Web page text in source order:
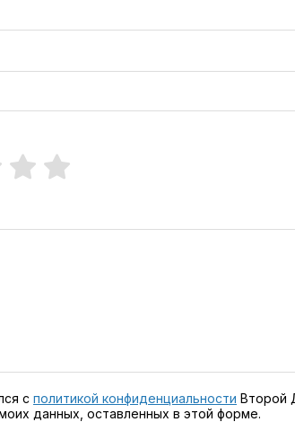
с политикой конфиденциальности Второй
данных, оставленных в этой форме.